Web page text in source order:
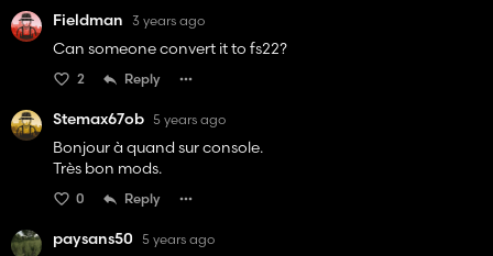
Fieldman 3 years ago
Can someone convert it to fs22?
2 Reply
Stemax67ob 5 years ago
Bonjour à quand sur console.
Très bon mods.
0 Reply
paysans50 5 years ago